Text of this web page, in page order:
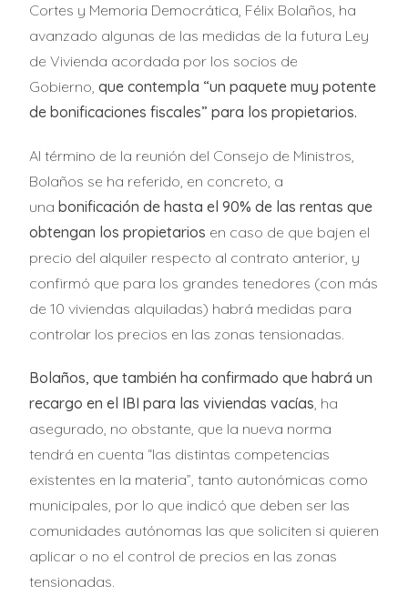
Cortes y Memoria Democrática, Félix Bolaños, ha
avanzado algunas de las medidas de la futura Ley
de Vivienda acordada por los socios de
Gobierno, que contempla “un paquete muy potente
de bonificaciones fiscales” para los propietarios.
Al término de la reunión del Consejo de Ministros,
Bolaños se ha referido, en concreto, a
una bonificación de hasta el 90% de las rentas que
obtengan los propietarios en caso de que bajen el
precio del alquiler respecto al contrato anterior, y
confirmó que para los grandes tenedores (con más
de 10 viviendas alquiladas) habrá medidas para
controlar los precios en las zonas tensionadas.
Bolaños, que también ha confirmado que habrá un
recargo en el IBI para las viviendas vacías, ha
asegurado, no obstante, que la nueva norma
tendrá en cuenta “las distintas competencias
existentes en la materia”, tanto autonómicas como
municipales, por lo que indicó que deben ser las
comunidades autónomas las que soliciten si quieren
aplicar o no el control de precios en las zonas
tensionadas.